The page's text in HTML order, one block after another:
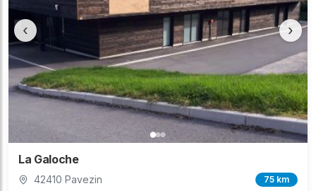
‹ ›
La Galoche
42410 Pavezin 75 km